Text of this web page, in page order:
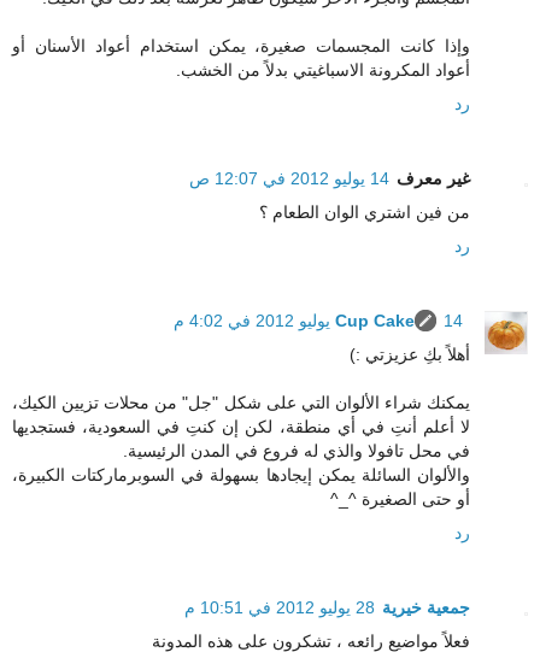
وإذا كانت المجسمات صغيرة، يمكن استخدام أعواد الأسنان أو
أعواد المكرونة الاسباغيتي بدلاً من الخشب.
رد
غير معرف 14 يوليو 2012 في 12:07 ص
من فين اشتري الوان الطعام ؟
رد
Cup Cake
14 يوليو 2012 في 4:02 م
أهلاً بكِ عزيزتي :)
يمكنك شراء الألوان التي على شكل "جل" من محلات تزيين الكيك،
لا أعلم أنتِ في أي منطقة، لكن إن كنتِ في السعودية، فستجديها
في محل تافولا والذي له فروع في المدن الرئيسية.
والألوان السائلة يمكن إيجادها بسهولة في السوبرماركتات الكبيرة،
أو حتى الصغيرة ^_^
رد
جمعية خيرية 28 يوليو 2012 في 10:51 م
فعلاً مواضيع رائعه ، تشكرون على هذه المدونة